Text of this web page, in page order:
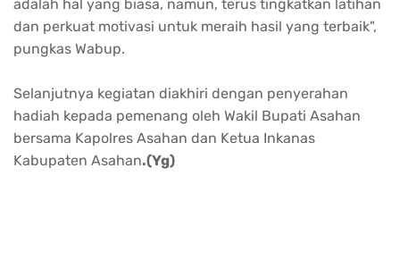
adalah hal yang biasa, namun, terus tingkatkan latihan
dan perkuat motivasi untuk meraih hasil yang terbaik",
pungkas Wabup.
Selanjutnya kegiatan diakhiri dengan penyerahan
hadiah kepada pemenang oleh Wakil Bupati Asahan
bersama Kapolres Asahan dan Ketua Inkanas
Kabupaten Asahan.(Yg)